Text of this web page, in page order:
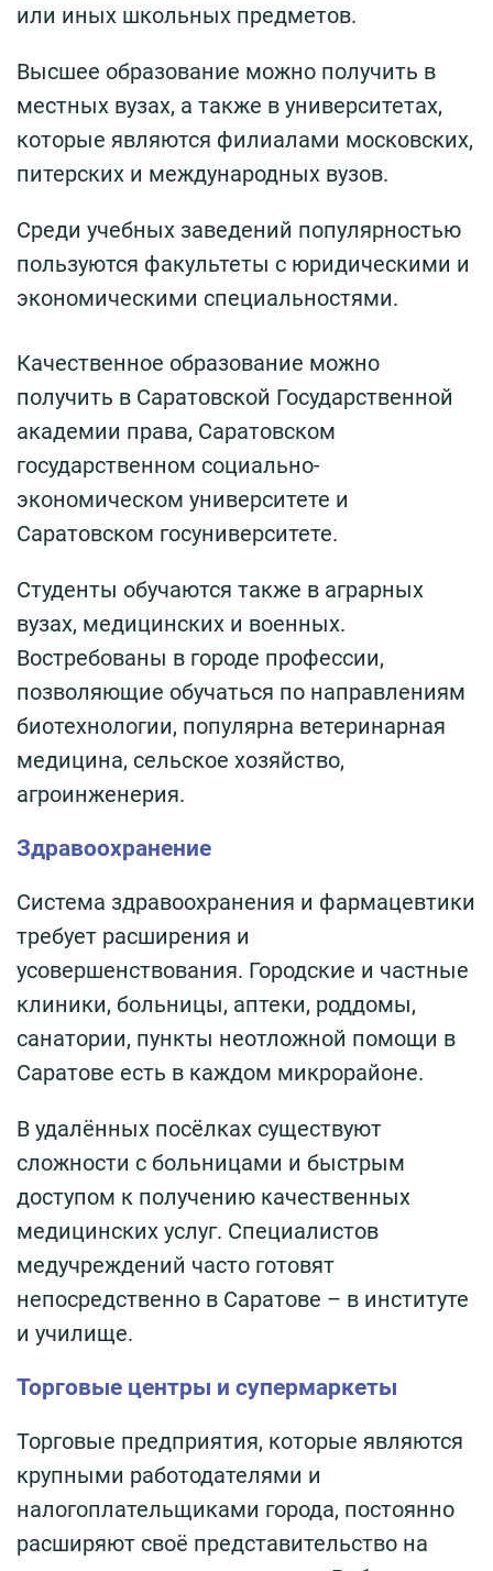
или иных школьных предметов.
Высшее образование можно получить в
местных вузах, а также в университетах,
которые являются филиалами московских,
питерских и международных вузов.
Среди учебных заведений популярностью
пользуются факультеты с юридическими и
экономическими специальностями.
Качественное образование можно
получить в Саратовской Государственной
академии права, Саратовском
государственном социально-
экономическом университете и
Саратовском госуниверситете.
Студенты обучаются также в аграрных
вузах, медицинских и военных.
Востребованы в городе профессии,
позволяющие обучаться по направлениям
биотехнологии, популярна ветеринарная
медицина, сельское хозяйство,
агроинженерия.
Здравоохранение
Система здравоохранения и фармацевтики
требует расширения и
усовершенствования. Городские и частные
клиники, больницы, аптеки, роддомы,
санатории, пункты неотложной помощи в
Саратове есть в каждом микрорайоне.
В удалённых посёлках существуют
сложности с больницами и быстрым
доступом к получению качественных
медицинских услуг. Специалистов
медучреждений часто готовят
непосредственно в Саратове – в институте
и училище.
Торговые центры и супермаркеты
Торговые предприятия, которые являются
крупными работодателями и
налогоплательщиками города, постоянно
расширяют своё представительство на